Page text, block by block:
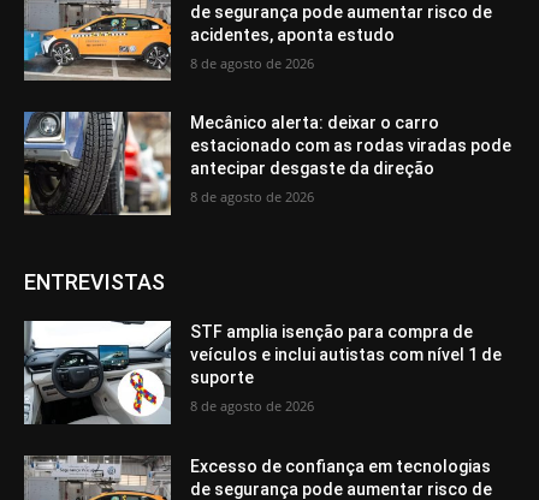
de segurança pode aumentar risco de
acidentes, aponta estudo
8 de agosto de 2026
Mecânico alerta: deixar o carro
estacionado com as rodas viradas pode
antecipar desgaste da direção
8 de agosto de 2026
ENTREVISTAS
STF amplia isenção para compra de
veículos e inclui autistas com nível 1 de
suporte
8 de agosto de 2026
Excesso de confiança em tecnologias
de segurança pode aumentar risco de